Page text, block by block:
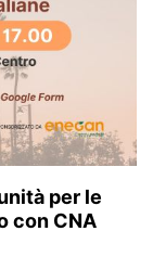
per le
con CNA